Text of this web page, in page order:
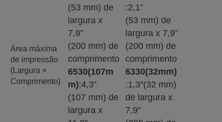
Área máxima
de impressão
(Largura ×
Comprimento)
(53 mm) de
largura x
7,9”
(200 mm) de
comprimento
6530(107m
m):4,3”
(107 mm) de
largura x
:2,1”
(53 mm) de
largura x 7,9”
(200 mm) de
comprimento
6330(32mm)
:1,3″(32 mm)
de largura x
7,9”